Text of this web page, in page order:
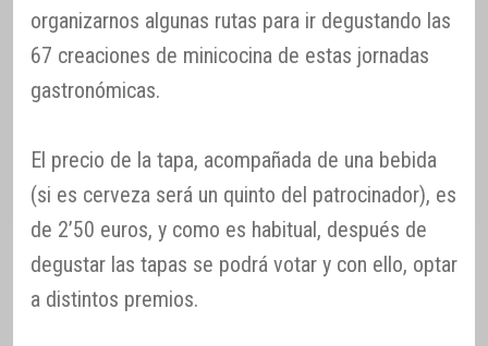
organizarnos algunas rutas para ir degustando las
67 creaciones de minicocina de estas jornadas
gastronómicas.
El precio de la tapa, acompañada de una bebida
(si es cerveza será un quinto del patrocinador), es
de 2’50 euros, y como es habitual, después de
degustar las tapas se podrá votar y con ello, optar
a distintos premios.